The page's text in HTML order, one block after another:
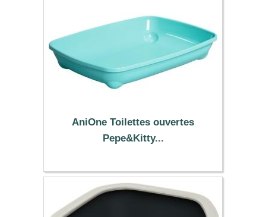
AniOne Toilettes ouvertes
Pepe&Kitty...
3.99 €